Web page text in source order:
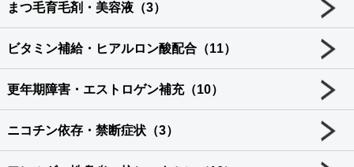
まつ毛育毛剤・美容液（3）
ビタミン補給・ヒアルロン酸配合（11）
更年期障害・エストロゲン補充（10）
ニコチン依存・禁断症状（3）